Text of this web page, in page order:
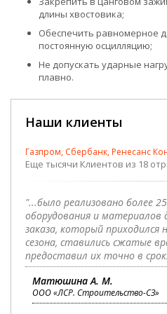
длины хвостовика;
Обеспечить равномерное
постоянную осцилляцию;
Не допускать ударные
плавно.
Наши клиенты
Газпром, Сбербанк, Ренесанс
Еще тысячи Клиентов из 18
"...было реализовано более
оборудования и материалов
заказа, который приходился
сезона, ставились сжатые
предоставил их точно в
Матюшина А. М.
ООО «ЛСР. Строительство-СЗ»